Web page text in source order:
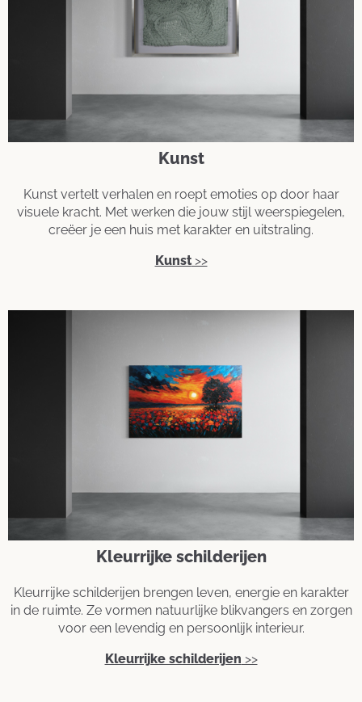
Kunst
Kunst vertelt verhalen en roept emoties op door haar
visuele kracht. Met werken die jouw stijl weerspiegelen,
creëer je een huis met karakter en uitstraling.
Kunst>>
Kleurrijke schilderijen
Kleurrijke schilderijen brengen leven, energie en karakter
in de ruimte. Ze vormen natuurlijke blikvangers en zorgen
voor een levendig en persoonlijk interieur.
Kleurrijke schilderijen >>